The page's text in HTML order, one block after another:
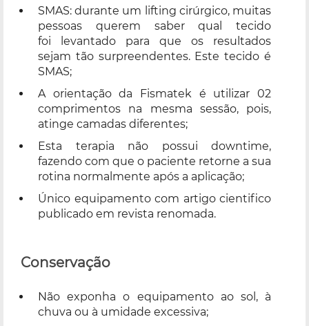
SMAS: durante um lifting cirúrgico, muitas
pessoas querem saber qual tecido
foi levantado para que os resultados
sejam tão surpreendentes. Este tecido é
SMAS;
A orientação da Fismatek é utilizar 02
comprimentos na mesma sessão, pois,
atinge camadas diferentes;
Esta terapia não possui downtime,
fazendo com que o paciente retorne a sua
rotina normalmente após a aplicação;
Único equipamento com artigo cientifico
publicado em revista renomada.
Conservação
Não exponha o equipamento ao sol, à
chuva ou à umidade excessiva;